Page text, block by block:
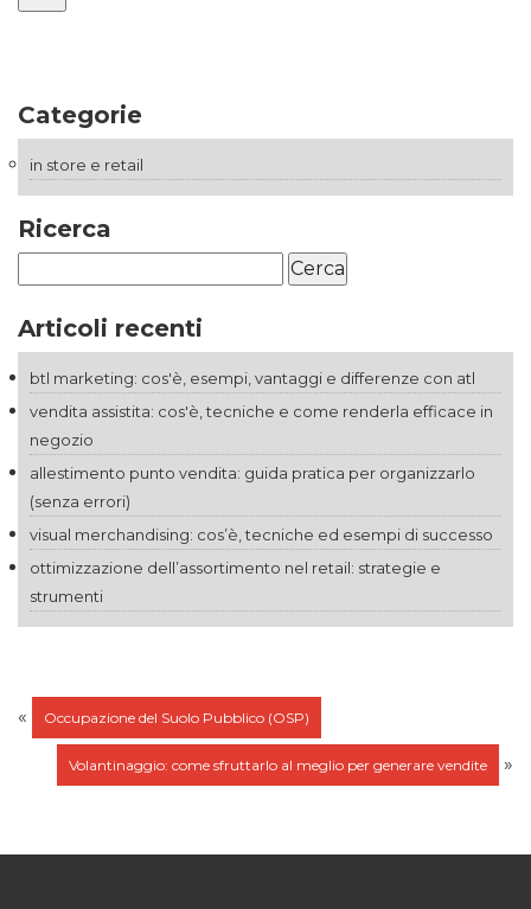
Categorie
in store e retail
Ricerca
per:
Articoli recenti
btl marketing: cos'è, esempi, vantaggi e differenze con atl
vendita assistita: cos'è, tecniche e come renderla efficace in
negozio
allestimento punto vendita: guida pratica per organizzarlo
(senza errori)
visual merchandising: cos’è, tecniche ed esempi di successo
ottimizzazione dell’assortimento nel retail: strategie e
strumenti
« Occupazione del Suolo Pubblico (OSP)
Volantinaggio: come sfruttarlo al meglio per generare vendite »